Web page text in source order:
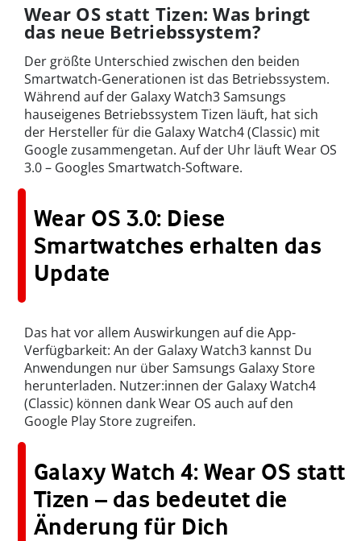
Wear OS statt Tizen: Was bringt
das neue Betriebssystem?
Der größte Unterschied zwischen den beiden
Smartwatch-Generationen ist das Betriebssystem.
Während auf der Galaxy Watch3 Samsungs
hauseigenes Betriebssystem Tizen läuft, hat sich
der Hersteller für die Galaxy Watch4 (Classic) mit
Google zusammengetan. Auf der Uhr läuft Wear OS
3.0 – Googles Smartwatch-Software.
Wear OS 3.0: Diese
Smartwatches erhalten das
Update
Das hat vor allem Auswirkungen auf die App-
Verfügbarkeit: An der Galaxy Watch3 kannst Du
Anwendungen nur über Samsungs Galaxy Store
herunterladen. Nutzer:innen der Galaxy Watch4
(Classic) können dank Wear OS auch auf den
Google Play Store zugreifen.
Galaxy Watch 4: Wear OS statt
Tizen – das bedeutet die
Änderung für Dich